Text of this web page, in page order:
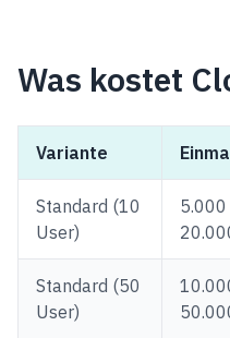
Was kostet
Variante
Standard (10
User)
5.000
Standard (50
User)